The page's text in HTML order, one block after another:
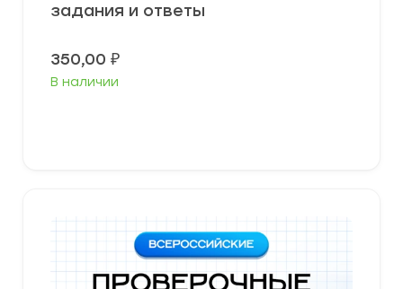
задания и ответы
350,00 ₽
В наличии